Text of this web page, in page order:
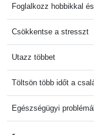
Foglalkozz hobbikkal
Csökkentse a stresszt
Utazz többet
Töltsön több időt a
Egészségügyi